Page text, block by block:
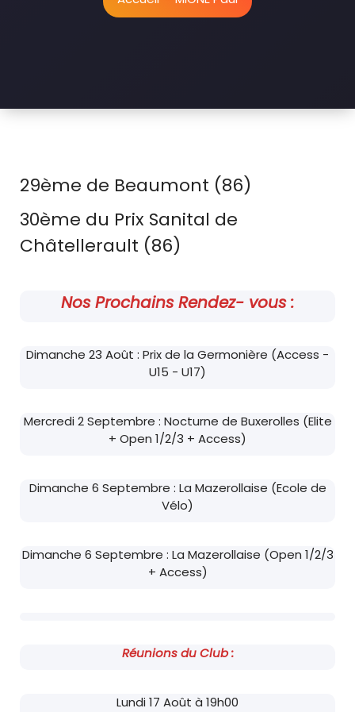
29ème de Beaumont (86)
30ème du Prix Sanital de
Châtellerault (86)
Nos Prochains Rendez- vous :
Dimanche 23 Août : Prix de la Germonière (Access -
U15 - U17)
Mercredi 2 Septembre : Nocturne de Buxerolles (Elite
+ Open 1/2/3 + Access)
Dimanche 6 Septembre : La Mazerollaise (Ecole de
Vélo)
Dimanche 6 Septembre : La Mazerollaise (Open 1/2/3
+ Access)
Réunions du Club :
Lundi 17 Août à 19h00